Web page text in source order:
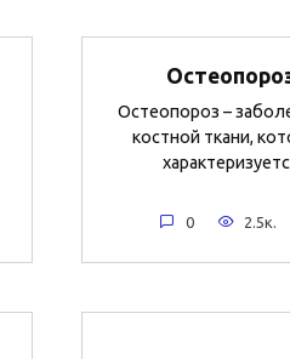
Остеопороз –
костной ткани,
0 2.5к.